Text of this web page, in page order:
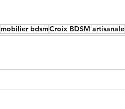
mobilier bdsmCroix BDSM artisanale